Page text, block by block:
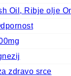
Oil, Ribje olje
zdravo srce